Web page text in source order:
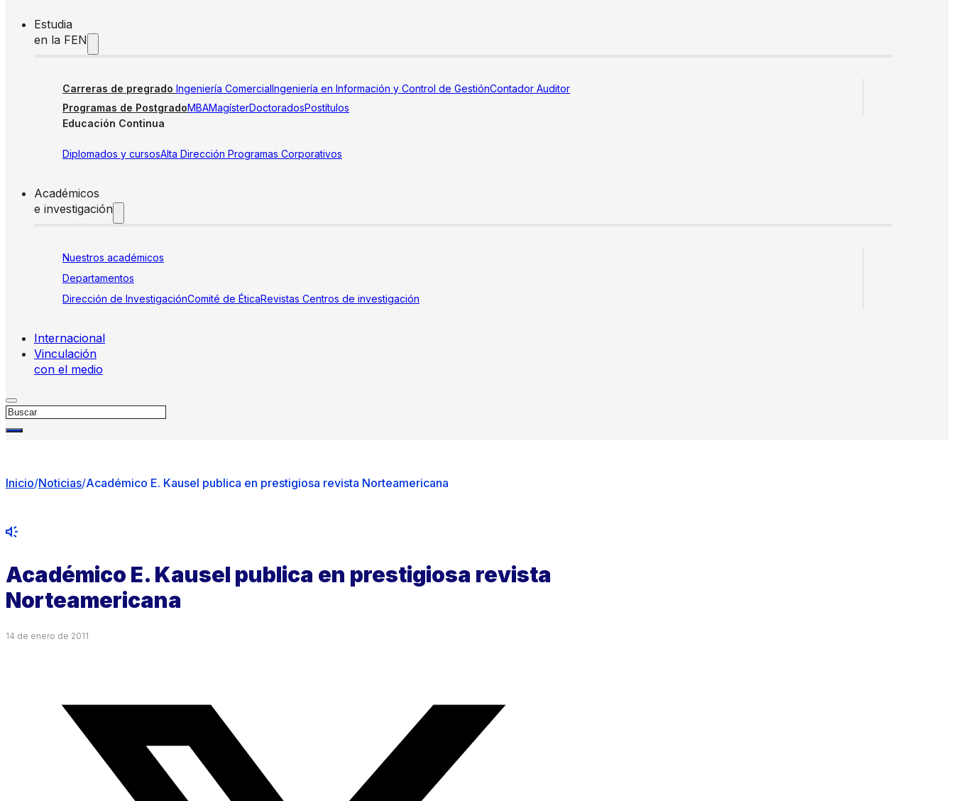
Estudia
en la FEN
Carreras de pregrado Ingeniería ComercialIngeniería en Información y Control de GestiónContador Auditor
Programas de PostgradoMBAMagísterDoctoradosPostítulos
Educación Continua
Diplomados y cursosAlta Dirección Programas Corporativos
Académicos
e investigación
Nuestros académicos
Departamentos
Dirección de InvestigaciónComité de ÉticaRevistas Centros de investigación
Internacional
Vinculación
con el medio
Buscar
Inicio/Noticias/Académico E. Kausel publica en prestigiosa revista Norteamericana
Académico E. Kausel publica en prestigiosa revista
Norteamericana
14 de enero de 2011